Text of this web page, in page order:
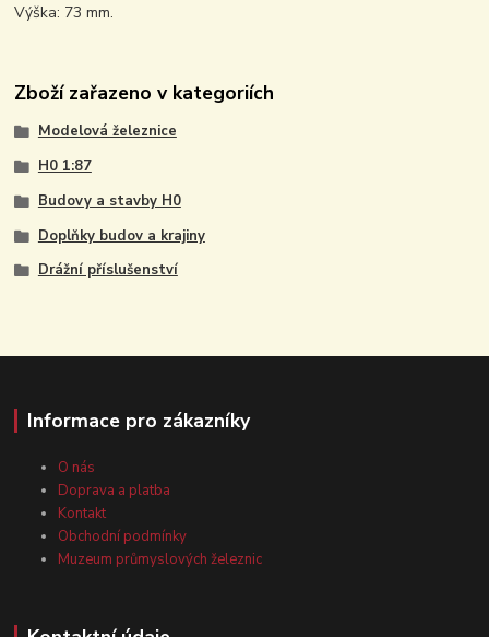
Výška: 73 mm.
Zboží zařazeno v kategoriích
Modelová železnice
H0 1:87
Budovy a stavby H0
Doplňky budov a krajiny
Drážní příslušenství
Informace pro zákazníky
O nás
Doprava a platba
Kontakt
Obchodní podmínky
Muzeum průmyslových železnic